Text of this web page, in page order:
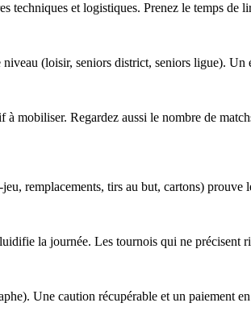
techniques et logistiques. Prenez le temps
(loisir, seniors district, seniors ligue).
mobiliser. Regardez aussi le nombre de
remplacements, tirs au but, cartons)
la journée. Les tournois qui ne précisent
Une caution récupérable et un paiement